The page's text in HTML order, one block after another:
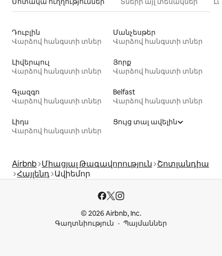
Դուբլին
Վարձով հանգստի տներ
Մանչեսթեր
Վարձով հանգստի տներ
Լիվերպուլ
Վարձով հանգստի տներ
Յորք
Վարձով հանգստի տներ
Գլազգո
Վարձով հանգստի տներ
Belfast
Վարձով հանգստի տներ
Լիդս
Վարձով հանգստի տներ
Ցույց տալ ավելին
Airbnb Միացյալ Թագավորություն Շոտլանդիա
Հայլենդ Ավիեմոր
© 2026 Airbnb, Inc.
Գաղտնիություն
Պայմաններ